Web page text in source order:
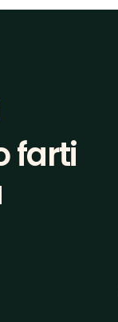
farti